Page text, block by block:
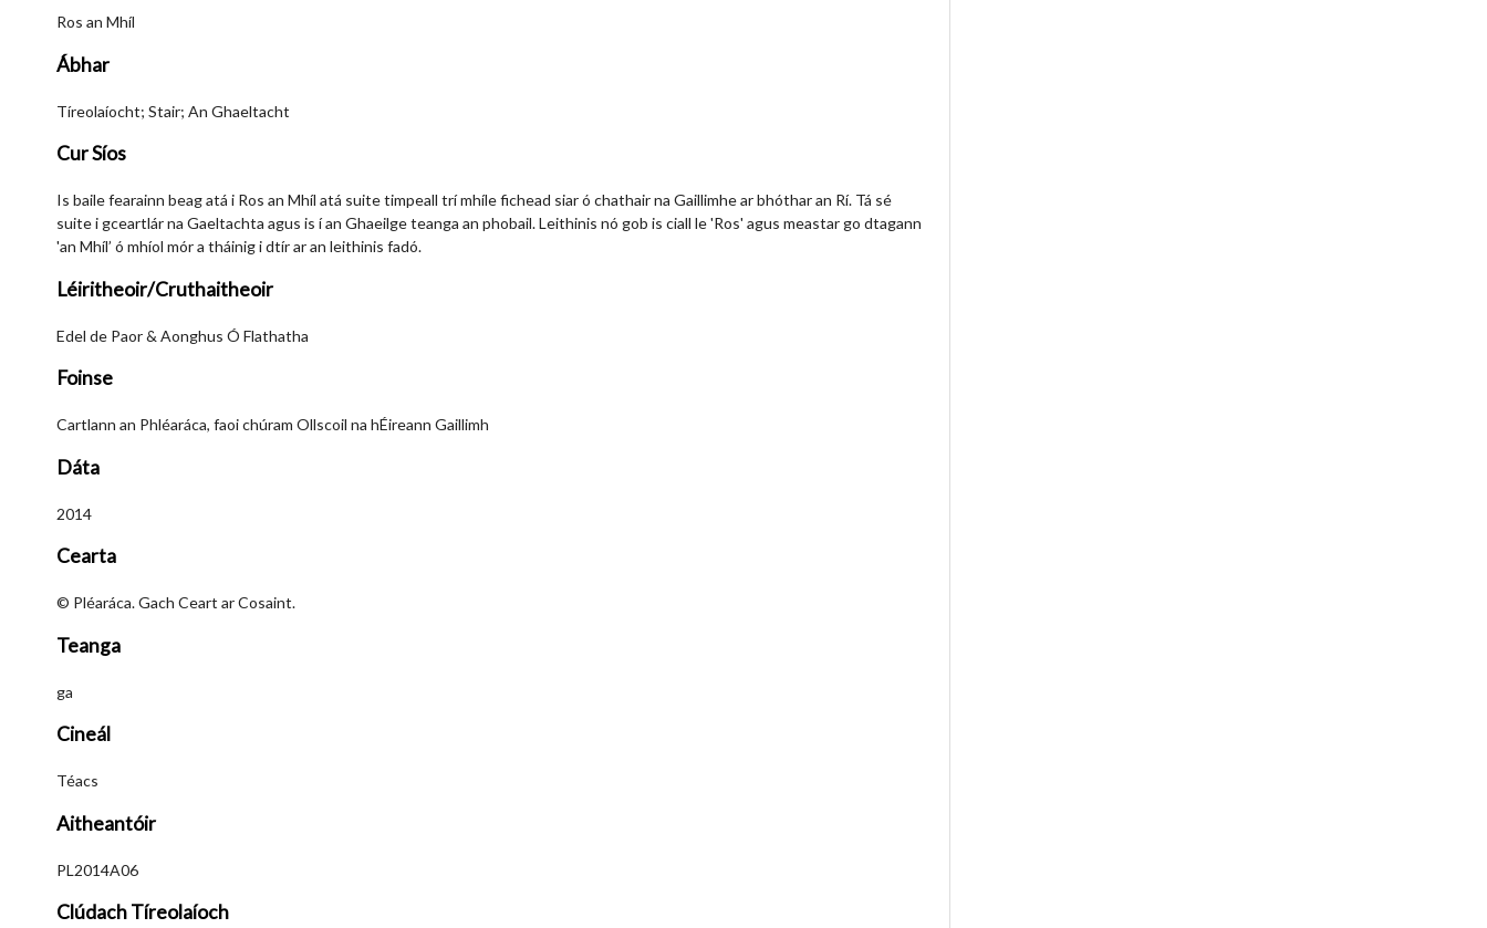
Ros an Mhíl
Ábhar
Tíreolaíocht; Stair; An Ghaeltacht
Cur Síos
Is baile fearainn beag atá i Ros an Mhíl atá suite timpeall trí mhíle fichead siar ó chathair na Gaillimhe ar bhóthar an Rí. Tá sé
suite i gceartlár na Gaeltachta agus is í an Ghaeilge teanga an phobail. Leithinis nó gob is ciall le 'Ros' agus meastar go dtagann
'an Mhíl’ ó mhíol mór a tháinig i dtír ar an leithinis fadó.
Léiritheoir/Cruthaitheoir
Edel de Paor & Aonghus Ó Flathatha
Foinse
Cartlann an Phléaráca, faoi chúram Ollscoil na hÉireann Gaillimh
Dáta
2014
Cearta
© Pléaráca. Gach Ceart ar Cosaint.
Teanga
ga
Cineál
Téacs
Aitheantóir
PL2014A06
Clúdach Tíreolaíoch